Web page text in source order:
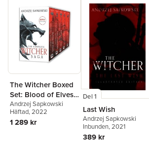
The Witcher Boxed
Set: Blood of Elves,
the Time of
Contempt, Baptism
of Fire, the Tower of
Andrzej Sapkowski
Häftad, 2022
1 289 kr
Del 1
Last Wish
Andrzej Sapkowski
Inbunden, 2021
389 kr